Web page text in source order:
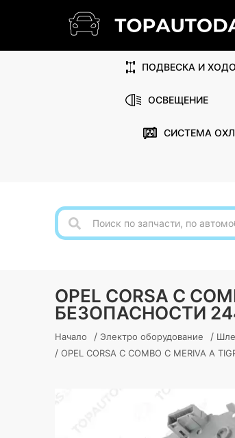
ПОДВЕСКА И
ОСВЕЩЕНИЕ
СИСТЕМА
OPEL CORSA C
БЕЗОПАСНОСТИ
Начало / Электро оборудование /
/ OPEL CORSA C COMBO C MERIVA A